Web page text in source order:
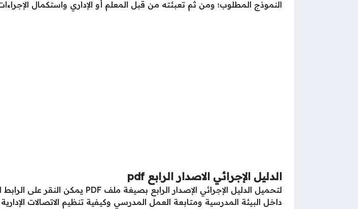
النموذج المطلوب؛ ومن ثم تعبئته من قبل المعلم أو الإداري واستكمال
الدليل الإجرائي الاصدار الرابع pdf
لتحميل الدليل الإجرائي الإصدار الرابع بصيغة ملف PDF يمكن النقر على الرابط المباشر “
داخل البيئة المدرسية ومتابعة العمل المدرسي وكيفية تنظيم الاتصالات